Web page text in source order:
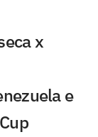
x
e